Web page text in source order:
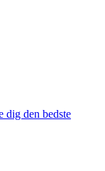
dig den bedste